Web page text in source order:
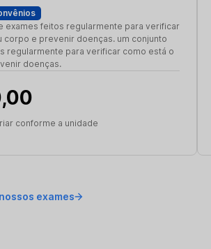
exames feitos regularmente para verificar
corpo e prevenir doenças. um conjunto
regularmente para verificar como está o
doenças.
conforme a unidade
exames